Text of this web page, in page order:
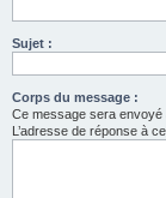
Sujet :
Corps du message :
Ce message sera envoyé
L’adresse de réponse à